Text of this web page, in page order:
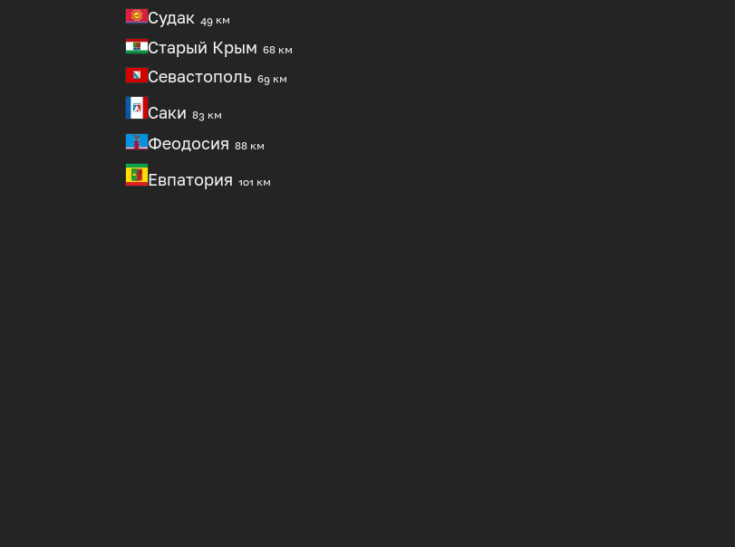
Судак 49 км
Старый Крым 68 км
Севастополь 69 км
Саки 83 км
Феодосия 88 км
Евпатория 101 км